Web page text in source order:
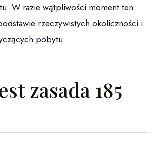
W razie wątpliwości moment ten
rzeczywistych okoliczności i
pobytu.
zasada 185